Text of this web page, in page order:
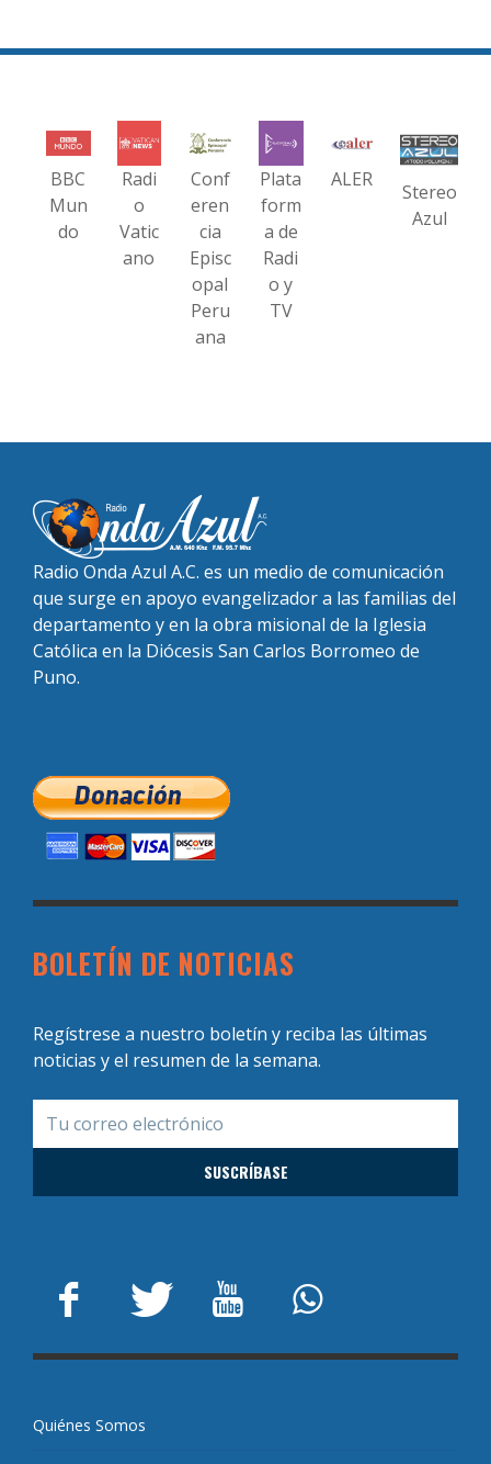
BBC
Mun
do
Radi
o
Vatic
ano
Conf
eren
cia
Episc
opal
Peru
ana
Plata
form
a de
Radi
o y
TV
ALER
Stereo
Azul
Radio Onda Azul A.C. es un medio de comunicación
que surge en apoyo evangelizador a las familias del
departamento y en la obra misional de la Iglesia
Católica en la Diócesis San Carlos Borromeo de
Puno.
BOLETÍN DE NOTICIAS
Regístrese a nuestro boletín y reciba las últimas
noticias y el resumen de la semana.
Quiénes Somos